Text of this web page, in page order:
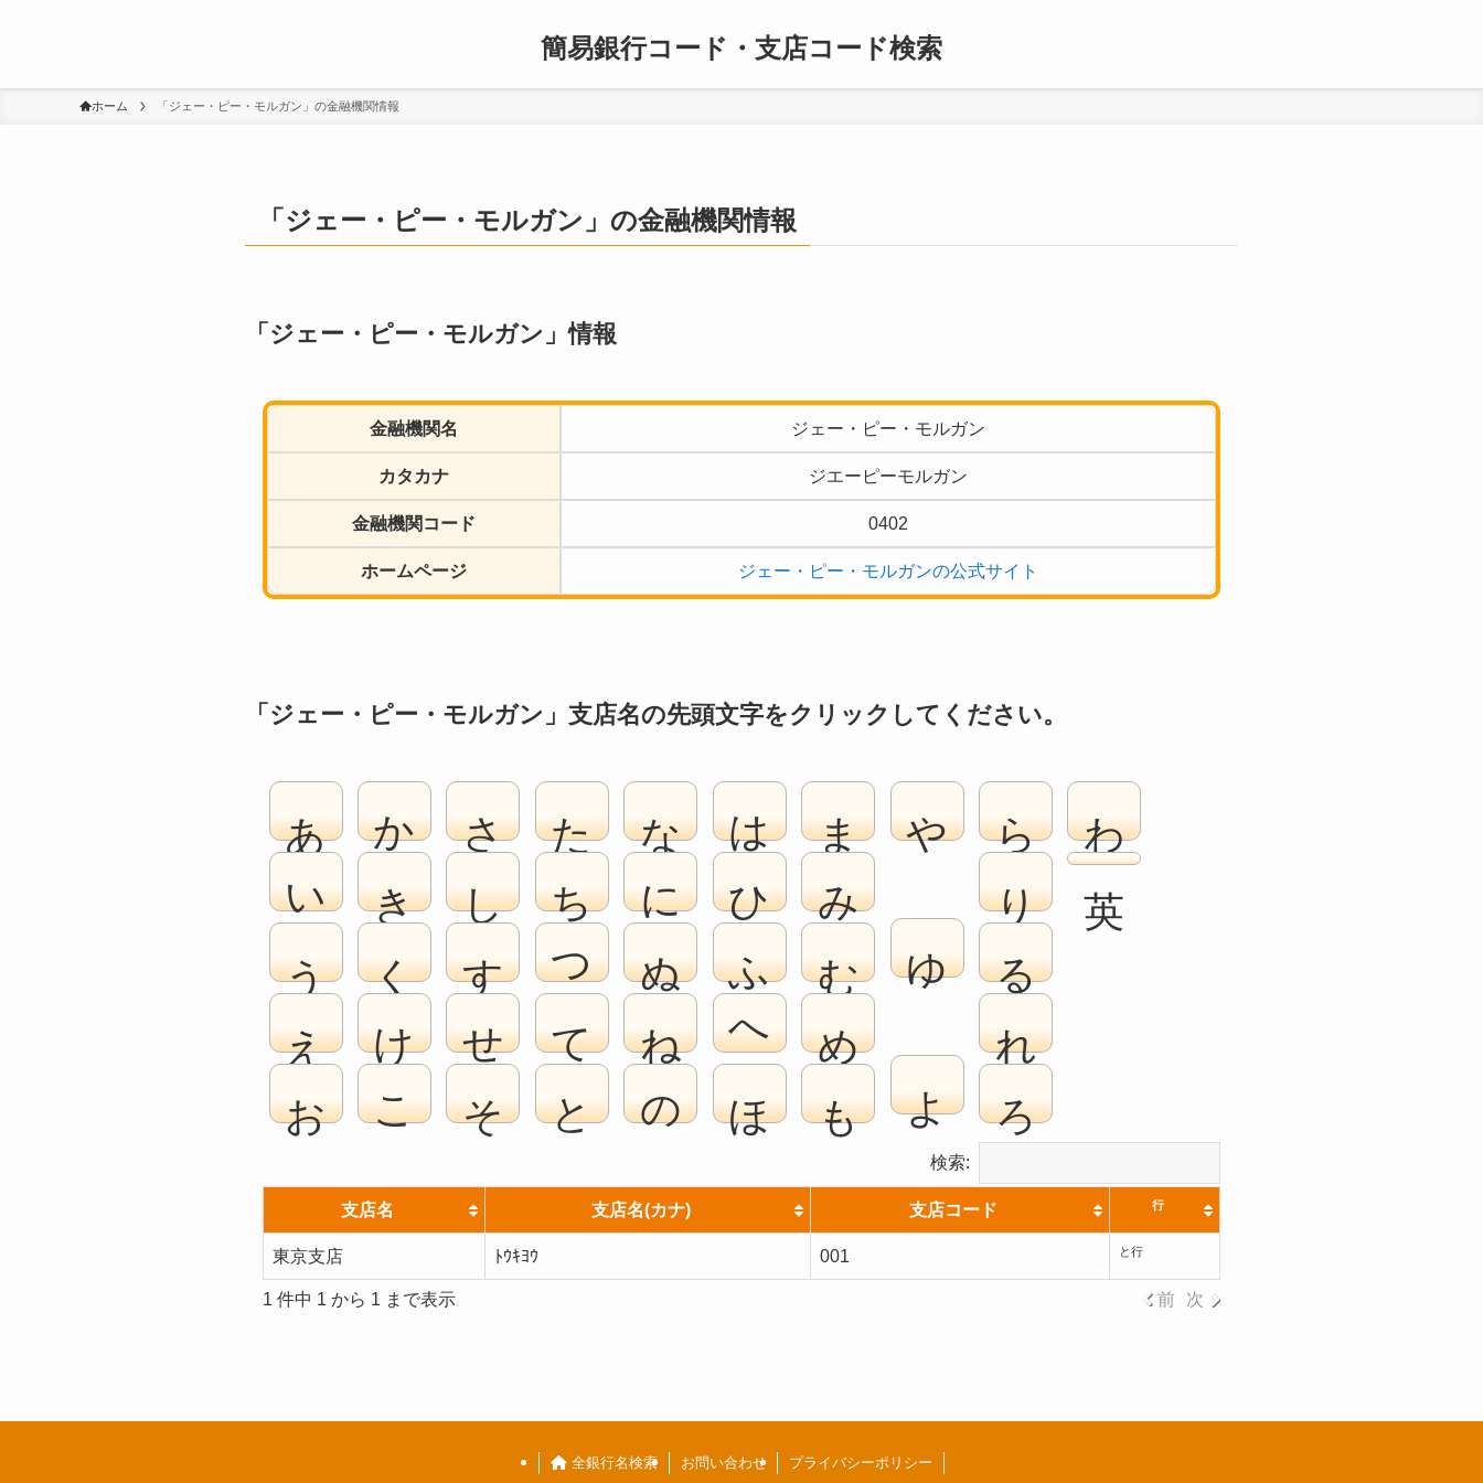
簡易銀行コード・支店コード検索
ホーム 「ジェー・ピー・モルガン」の金融機関情報
「ジェー・ピー・モルガン」の金融機関情報
「ジェー・ピー・モルガン」情報
金融機関名 ジェー・ピー・モルガン
カタカナ ジエーピーモルガン
金融機関コード 0402
ホームページ ジェー・ピー・モルガンの公式サイト
「ジェー・ピー・モルガン」支店名の先頭文字をクリックしてください。
あ
い
う
え
お
か
き
く
け
こ
さ
し
す
せ
そ
た
ち
つ
て
と
な
に
ぬ
ね
の
は
ひ
ふ
へ
ほ
ま
み
む
め
も
や
ゆ
よ
ら
り
る
れ
ろ
わ
検索:
支店名 支店名(カナ) 支店コード 行
東京支店 ﾄｳｷﾖｳ 001 と行
1 件中 1 から 1 まで表示 前 次
全銀行名検索 お問い合わせ プライバシーポリシー